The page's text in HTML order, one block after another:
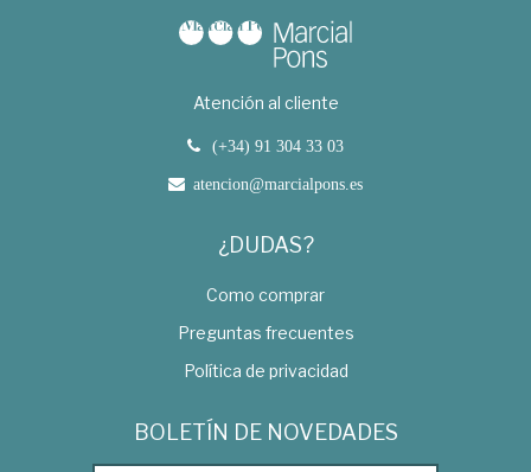
Atención al cliente
(+34) 91 304 33 03
atencion@marcialpons.es
¿DUDAS?
Como comprar
Preguntas frecuentes
Política de privacidad
BOLETÍN DE NOVEDADES